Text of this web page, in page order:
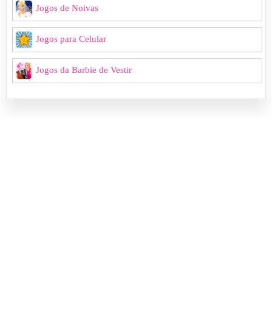
Jogos de Noivas
Jogos para Celular
Jogos da Barbie de Vestir